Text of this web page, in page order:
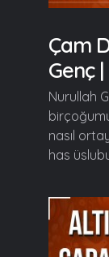
Çam
Genç
Nurullah
nasıl
has